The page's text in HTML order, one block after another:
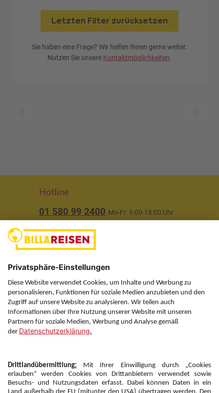
Letzten Filter zurücksetzen
Sie haben eine Frage? Wir helfen Ihnen gerne weiter.
Nutzen Sie unsere Kontaktmöglichkeiten.
Hotline
01 580 99 2400 Mo-Fr: 9:00-18:00 Uhr
Über uns
Service
Information
Folgen Sie uns auf
Newsletter: